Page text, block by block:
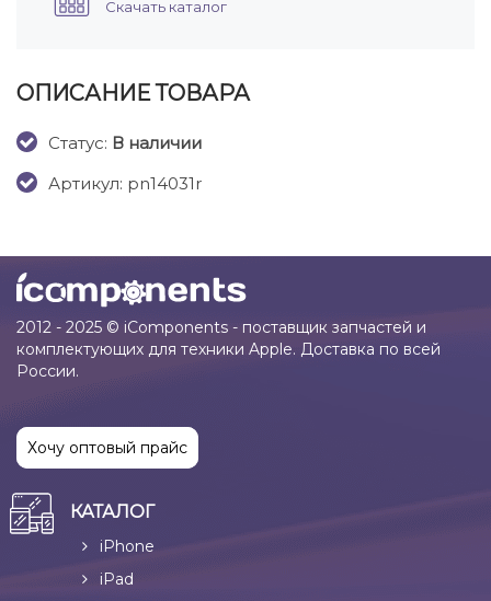
Скачать каталог
ОПИСАНИЕ ТОВАРА
Cтатус: В наличии
Артикул: pn14031r
2012 - 2025 © iComponents - поставщик запчастей и
комплектующих для техники Apple. Доставка по всей
России.
Хочу оптовый прайс
КАТАЛОГ
iPhone
iPad